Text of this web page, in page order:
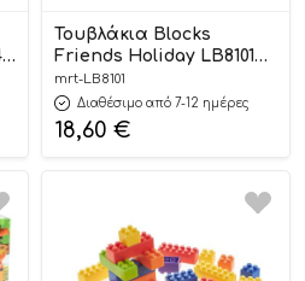
Τουβλάκια Blocks
Friends Holiday LB8101
6+ – Martin Toys
mrt-LB8101
Διαθέσιμο από 7-12 ημέρες
18,60 €